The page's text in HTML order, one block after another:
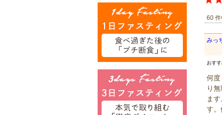
60
みっ
おす
何度
り
ま
す。